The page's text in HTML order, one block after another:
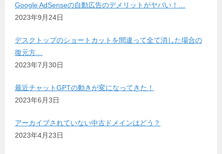
Google AdSenseの自動広告のデメリットがヤバい！…
2023年9月24日
デスクトップのショートカットを間違って全て消した場合の
復元方…
2023年7月30日
最近チャットGPTの動きが変になってきた！
2023年6月3日
アーカイブされていない中古ドメインはどう？
2023年4月23日